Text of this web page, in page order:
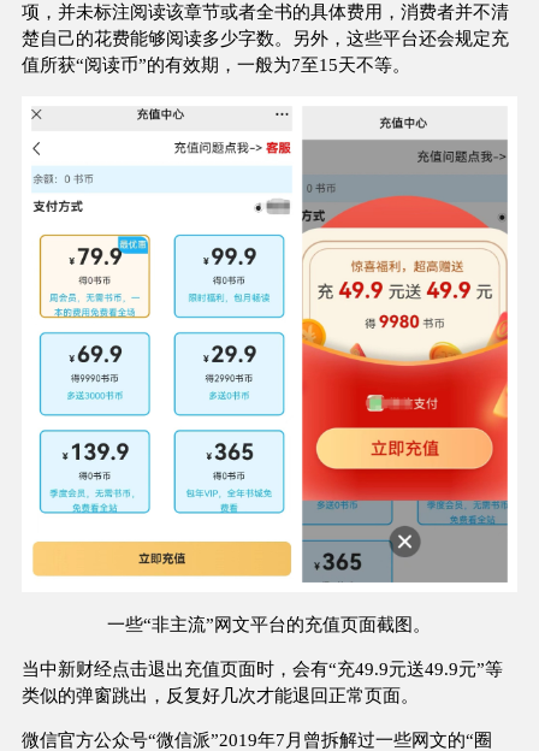
项，并未标注阅读该章节或者全书的具体费用，消费者并不清
楚自己的花费能够阅读多少字数。另外，这些平台还会规定充
值所获“阅读币”的有效期，一般为7至15天不等。
一些“非主流”网文平台的充值页面截图。
当中新财经点击退出充值页面时，会有“充49.9元送49.9元”等
类似的弹窗跳出，反复好几次才能退回正常页面。
微信官方公众号“微信派”2019年7月曾拆解过一些网文的“圈